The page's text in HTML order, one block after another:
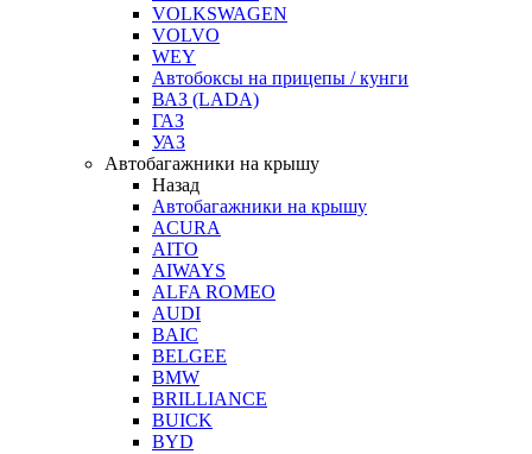
VOLKSWAGEN
VOLVO
WEY
Автобоксы на прицепы / кунги
ВАЗ (LADA)
ГАЗ
УАЗ
Автобагажники на крышу
Назад
Автобагажники на крышу
ACURA
AITO
AIWAYS
ALFA ROMEO
AUDI
BAIC
BELGEE
BMW
BRILLIANCE
BUICK
BYD